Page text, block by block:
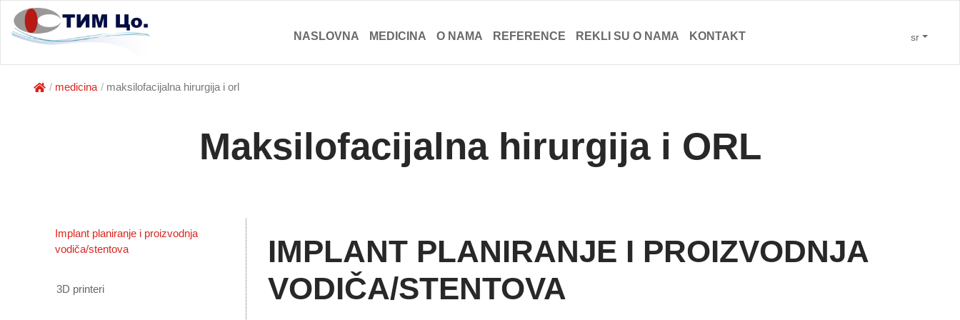
NASLOVNA MEDICINA O NAMA REFERENCE REKLI SU O NAMA KONTAKT sr
medicina maksilofacijalna hirurgija i orl
Maksilofacijalna hirurgija i ORL
Implant planiranje i proizvodnja
vodiča/stentova
3D printeri
IMPLANT PLANIRANJE I PROIZVODNJA
VODIČA/STENTOVA